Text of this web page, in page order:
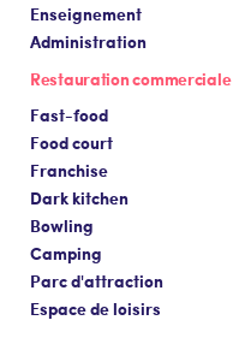
Enseignement
Administration
Restauration commerciale
Fast-food
Food court
Franchise
Dark kitchen
Bowling
Camping
Parc d'attraction
Espace de loisirs